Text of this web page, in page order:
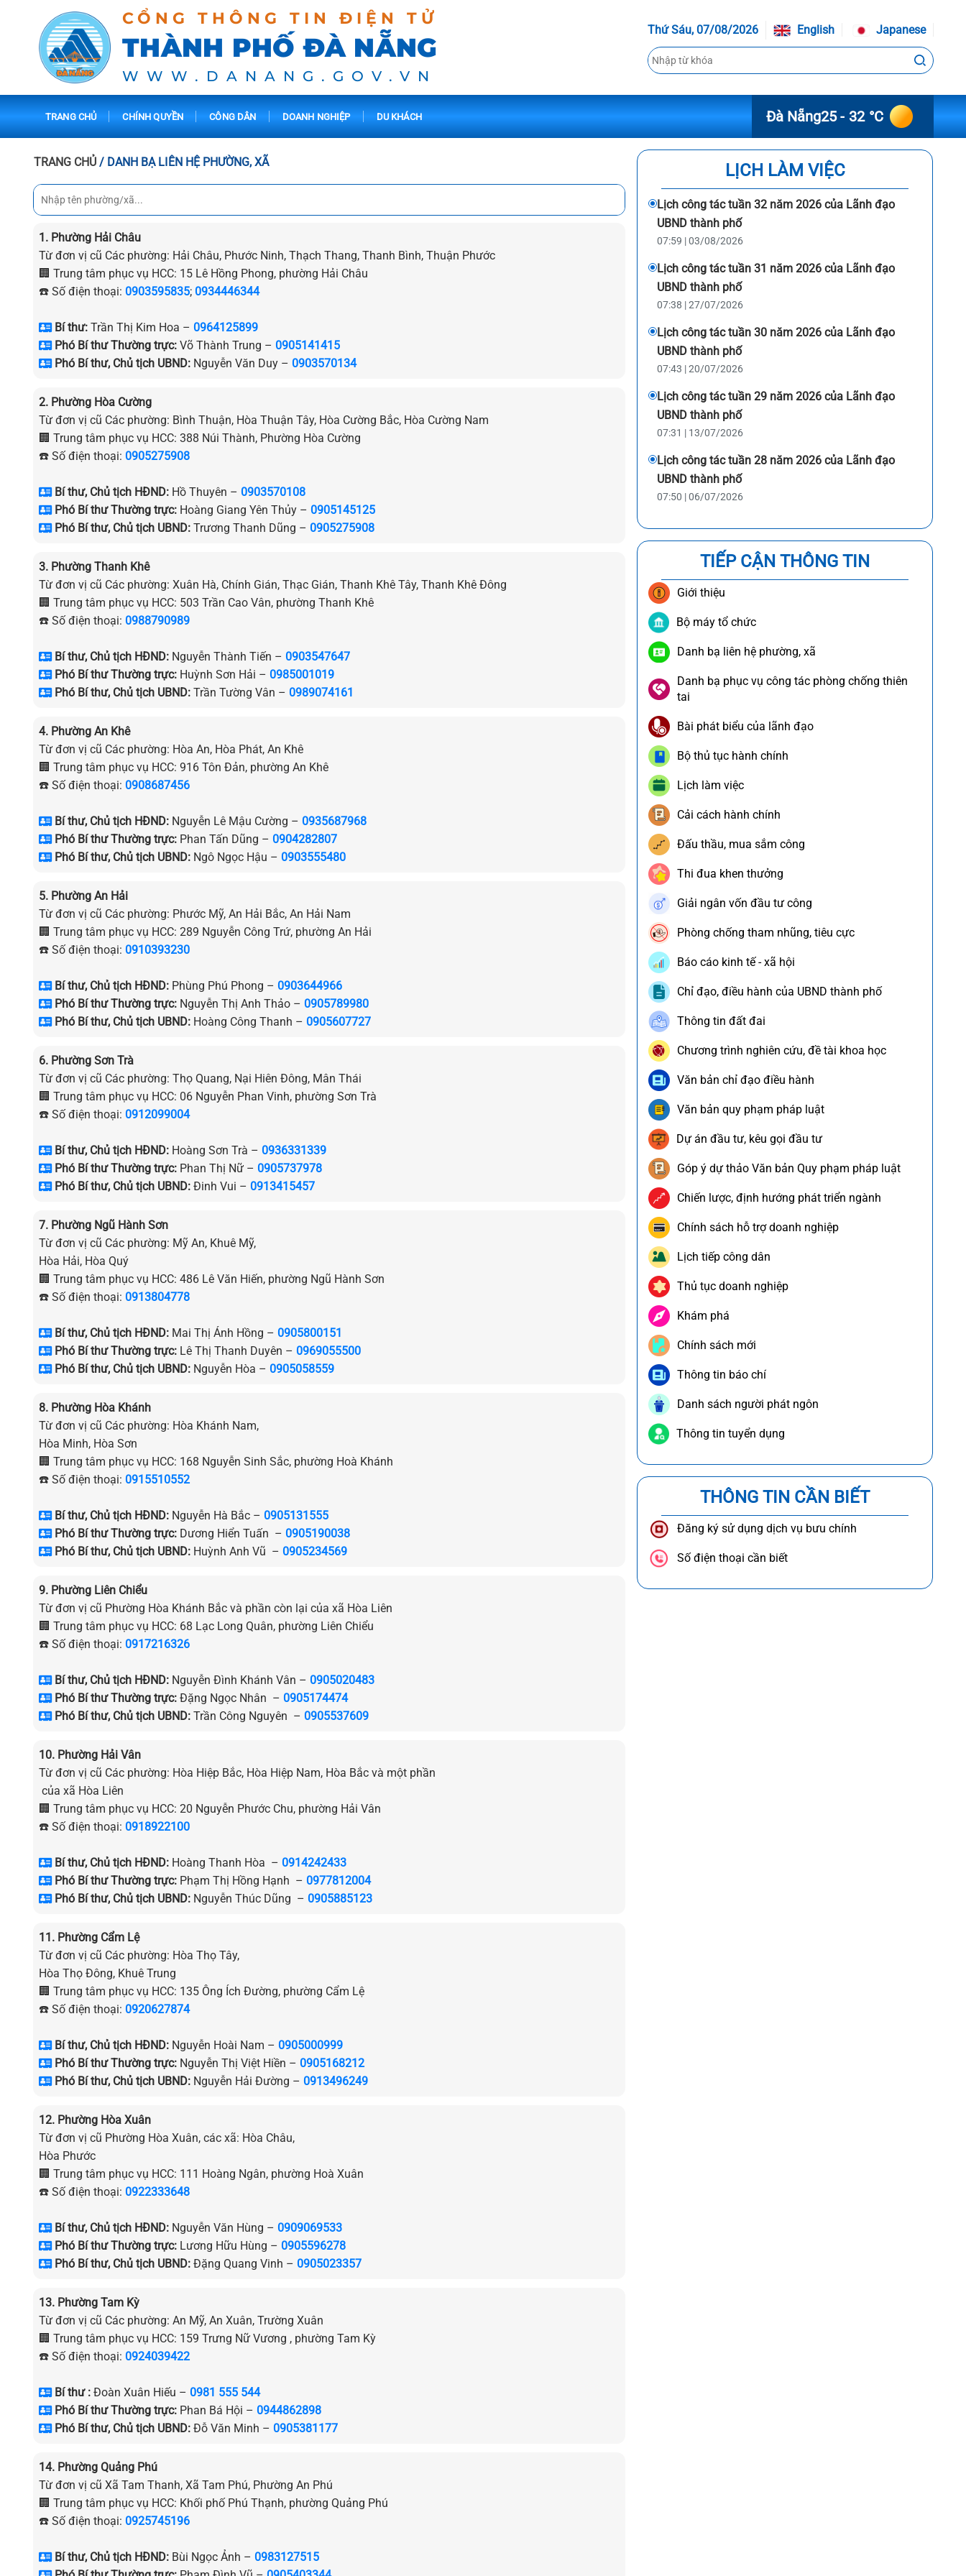
CỔNG THÔNG TIN ĐIỆN TỬ
THÀNH PHỐ ĐÀ NẴNG
WWW.DANANG.GOV.VN
Thứ Sáu, 07/08/2026 English Japanese
TRANG CHỦ CHÍNH QUYỀN CÔNG DÂN DOANH NGHIỆP DU KHÁCH Đà Nẵng25 - 32 °C
TRANG CHỦ / DANH BẠ LIÊN HỆ PHƯỜNG, XÃ
1. Phường Hải Châu
Từ đơn vị cũ Các phường: Hải Châu, Phước Ninh, Thạch Thang, Thanh Bình, Thuận Phước
🏢 Trung tâm phục vụ HCC: 15 Lê Hồng Phong, phường Hải Châu
☎️ Số điện thoại: 0903595835; 0934446344
Bí thư: Trần Thị Kim Hoa – 0964125899
Phó Bí thư Thường trực: Võ Thành Trung – 0905141415
Phó Bí thư, Chủ tịch UBND: Nguyễn Văn Duy – 0903570134
2. Phường Hòa Cường
Từ đơn vị cũ Các phường: Bình Thuận, Hòa Thuận Tây, Hòa Cường Bắc, Hòa Cường Nam
🏢 Trung tâm phục vụ HCC: 388 Núi Thành, Phường Hòa Cường
☎️ Số điện thoại: 0905275908
Bí thư, Chủ tịch HĐND: Hồ Thuyên – 0903570108
Phó Bí thư Thường trực: Hoàng Giang Yên Thủy – 0905145125
Phó Bí thư, Chủ tịch UBND: Trương Thanh Dũng – 0905275908
3. Phường Thanh Khê
Từ đơn vị cũ Các phường: Xuân Hà, Chính Gián, Thạc Gián, Thanh Khê Tây, Thanh Khê Đông
🏢 Trung tâm phục vụ HCC: 503 Trần Cao Vân, phường Thanh Khê
☎️ Số điện thoại: 0988790989
Bí thư, Chủ tịch HĐND: Nguyễn Thành Tiến – 0903547647
Phó Bí thư Thường trực: Huỳnh Sơn Hải – 0985001019
Phó Bí thư, Chủ tịch UBND: Trần Tường Vân – 0989074161
4. Phường An Khê
Từ đơn vị cũ Các phường: Hòa An, Hòa Phát, An Khê
🏢 Trung tâm phục vụ HCC: 916 Tôn Đản, phường An Khê
☎️ Số điện thoại: 0908687456
Bí thư, Chủ tịch HĐND: Nguyễn Lê Mậu Cường – 0935687968
Phó Bí thư Thường trực: Phan Tấn Dũng – 0904282807
Phó Bí thư, Chủ tịch UBND: Ngô Ngọc Hậu – 0903555480
5. Phường An Hải
Từ đơn vị cũ Các phường: Phước Mỹ, An Hải Bắc, An Hải Nam
🏢 Trung tâm phục vụ HCC: 289 Nguyễn Công Trứ, phường An Hải
☎️ Số điện thoại: 0910393230
Bí thư, Chủ tịch HĐND: Phùng Phú Phong – 0903644966
Phó Bí thư Thường trực: Nguyễn Thị Anh Thảo – 0905789980
Phó Bí thư, Chủ tịch UBND: Hoàng Công Thanh – 0905607727
6. Phường Sơn Trà
Từ đơn vị cũ Các phường: Thọ Quang, Nại Hiên Đông, Mân Thái
🏢 Trung tâm phục vụ HCC: 06 Nguyễn Phan Vinh, phường Sơn Trà
☎️ Số điện thoại: 0912099004
Bí thư, Chủ tịch HĐND: Hoàng Sơn Trà – 0936331339
Phó Bí thư Thường trực: Phan Thị Nữ – 0905737978
Phó Bí thư, Chủ tịch UBND: Đinh Vui – 0913415457
7. Phường Ngũ Hành Sơn
Từ đơn vị cũ Các phường: Mỹ An, Khuê Mỹ,
Hòa Hải, Hòa Quý
🏢 Trung tâm phục vụ HCC: 486 Lê Văn Hiến, phường Ngũ Hành Sơn
☎️ Số điện thoại: 0913804778
Bí thư, Chủ tịch HĐND: Mai Thị Ánh Hồng – 0905800151
Phó Bí thư Thường trực: Lê Thị Thanh Duyên – 0969055500
Phó Bí thư, Chủ tịch UBND: Nguyễn Hòa – 0905058559
8. Phường Hòa Khánh
Từ đơn vị cũ Các phường: Hòa Khánh Nam,
Hòa Minh, Hòa Sơn
🏢 Trung tâm phục vụ HCC: 168 Nguyễn Sinh Sắc, phường Hoà Khánh
☎️ Số điện thoại: 0915510552
Bí thư, Chủ tịch HĐND: Nguyễn Hà Bắc – 0905131555
Phó Bí thư Thường trực: Dương Hiển Tuấn – 0905190038
Phó Bí thư, Chủ tịch UBND: Huỳnh Anh Vũ – 0905234569
9. Phường Liên Chiểu
Từ đơn vị cũ Phường Hòa Khánh Bắc và phần còn lại của xã Hòa Liên
🏢 Trung tâm phục vụ HCC: 68 Lạc Long Quân, phường Liên Chiểu
☎️ Số điện thoại: 0917216326
Bí thư, Chủ tịch HĐND: Nguyễn Đình Khánh Vân – 0905020483
Phó Bí thư Thường trực: Đặng Ngọc Nhân – 0905174474
Phó Bí thư, Chủ tịch UBND: Trần Công Nguyên – 0905537609
10. Phường Hải Vân
Từ đơn vị cũ Các phường: Hòa Hiệp Bắc, Hòa Hiệp Nam, Hòa Bắc và một phần
của xã Hòa Liên
🏢 Trung tâm phục vụ HCC: 20 Nguyễn Phước Chu, phường Hải Vân
☎️ Số điện thoại: 0918922100
Bí thư, Chủ tịch HĐND: Hoàng Thanh Hòa – 0914242433
Phó Bí thư Thường trực: Phạm Thị Hồng Hạnh – 0977812004
Phó Bí thư, Chủ tịch UBND: Nguyễn Thúc Dũng – 0905885123
11. Phường Cẩm Lệ
Từ đơn vị cũ Các phường: Hòa Thọ Tây,
Hòa Thọ Đông, Khuê Trung
🏢 Trung tâm phục vụ HCC: 135 Ông Ích Đường, phường Cẩm Lệ
☎️ Số điện thoại: 0920627874
Bí thư, Chủ tịch HĐND: Nguyễn Hoài Nam – 0905000999
Phó Bí thư Thường trực: Nguyễn Thị Việt Hiền – 0905168212
Phó Bí thư, Chủ tịch UBND: Nguyễn Hải Đường – 0913496249
12. Phường Hòa Xuân
Từ đơn vị cũ Phường Hòa Xuân, các xã: Hòa Châu,
Hòa Phước
🏢 Trung tâm phục vụ HCC: 111 Hoàng Ngân, phường Hoà Xuân
☎️ Số điện thoại: 0922333648
Bí thư, Chủ tịch HĐND: Nguyễn Văn Hùng – 0909069533
Phó Bí thư Thường trực: Lương Hữu Hùng – 0905596278
Phó Bí thư, Chủ tịch UBND: Đặng Quang Vinh – 0905023357
13. Phường Tam Kỳ
Từ đơn vị cũ Các phường: An Mỹ, An Xuân, Trường Xuân
🏢 Trung tâm phục vụ HCC: 159 Trưng Nữ Vương , phường Tam Kỳ
☎️ Số điện thoại: 0924039422
Bí thư : Đoàn Xuân Hiếu – 0981 555 544
Phó Bí thư Thường trực: Phan Bá Hội – 0944862898
Phó Bí thư, Chủ tịch UBND: Đỗ Văn Minh – 0905381177
14. Phường Quảng Phú
Từ đơn vị cũ Xã Tam Thanh, Xã Tam Phú, Phường An Phú
🏢 Trung tâm phục vụ HCC: Khối phố Phú Thạnh, phường Quảng Phú
☎️ Số điện thoại: 0925745196
Bí thư, Chủ tịch HĐND: Bùi Ngọc Ảnh – 0983127515
LỊCH LÀM VIỆC
Lịch công tác tuần 32 năm 2026 của Lãnh đạo
UBND thành phố
07:59 | 03/08/2026
Lịch công tác tuần 31 năm 2026 của Lãnh đạo
UBND thành phố
07:38 | 27/07/2026
Lịch công tác tuần 30 năm 2026 của Lãnh đạo
UBND thành phố
07:43 | 20/07/2026
Lịch công tác tuần 29 năm 2026 của Lãnh đạo
UBND thành phố
07:31 | 13/07/2026
Lịch công tác tuần 28 năm 2026 của Lãnh đạo
UBND thành phố
07:50 | 06/07/2026
TIẾP CẬN THÔNG TIN
Giới thiệu
Bộ máy tổ chức
Danh bạ liên hệ phường, xã
Danh bạ phục vụ công tác phòng chống thiên
tai
Bài phát biểu của lãnh đạo
Bộ thủ tục hành chính
Lịch làm việc
Cải cách hành chính
Đấu thầu, mua sắm công
Thi đua khen thưởng
Giải ngân vốn đầu tư công
Phòng chống tham nhũng, tiêu cực
Báo cáo kinh tế - xã hội
Chỉ đạo, điều hành của UBND thành phố
Thông tin đất đai
Chương trình nghiên cứu, đề tài khoa học
Văn bản chỉ đạo điều hành
Văn bản quy phạm pháp luật
Dự án đầu tư, kêu gọi đầu tư
Góp ý dự thảo Văn bản Quy phạm pháp luật
Chiến lược, định hướng phát triển ngành
Chính sách hỗ trợ doanh nghiệp
Lịch tiếp công dân
Thủ tục doanh nghiệp
Khám phá
Chính sách mới
Thông tin báo chí
Danh sách người phát ngôn
Thông tin tuyển dụng
THÔNG TIN CẦN BIẾT
Đăng ký sử dụng dịch vụ bưu chính
Số điện thoại cần biết